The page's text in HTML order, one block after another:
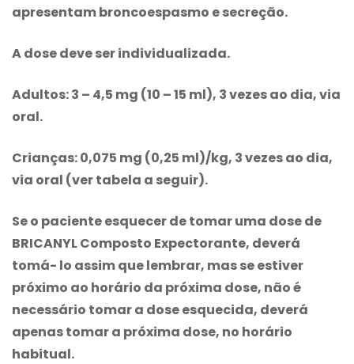
apresentam broncoespasmo e secreção.
A dose deve ser individualizada.
Adultos:3 – 4,5 mg (10 – 15 ml), 3 vezes ao dia, via
oral.
Crianças:0,075 mg (0,25 ml)/kg, 3 vezes ao dia,
via oral (ver tabela a seguir).
Se o paciente esquecer de tomar uma dose de
BRICANYL Composto Expectorante, deverá
tomá- lo assim que lembrar, mas se estiver
próximo ao horário da próxima dose, não é
necessário tomar a dose esquecida, deverá
apenas tomar a próxima dose, no horário
habitual.